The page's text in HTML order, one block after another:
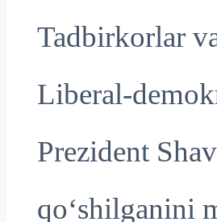
Tadbirkorlar
Liberal-
Prezident
qo‘shilganini